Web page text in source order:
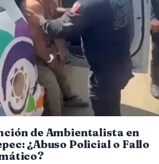
de Ambientalista en
¿Abuso Policial o Fallo